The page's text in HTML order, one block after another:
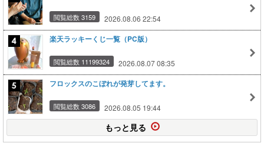
閲覧総数 3159 2026.08.06 22:54
楽天ラッキーくじ一覧（PC版）
閲覧総数 11199324 2026.08.07 08:35
フロックスのこぼれが発芽してます。
閲覧総数 3086 2026.08.05 19:44
もっと見る